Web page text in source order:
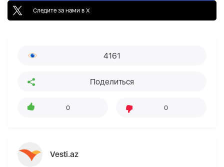
Следите за нами в X
4161
Поделиться
0 0
Vesti.az